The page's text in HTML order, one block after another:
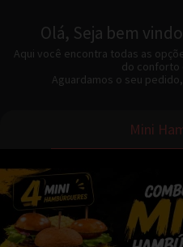
Olá, Seja bem
Aqui você encontra todas as
do conforto
Aguardamos o seu
Mini